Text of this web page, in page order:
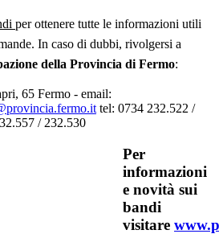
per ottenere tutte le informazioni utili
In caso di dubbi, rivolgersi a
della Provincia di Fermo:
65 Fermo - email:
tel: 0734 232.522 /
/ 232.530
Per
informazioni
e novità sui
bandi
visitare